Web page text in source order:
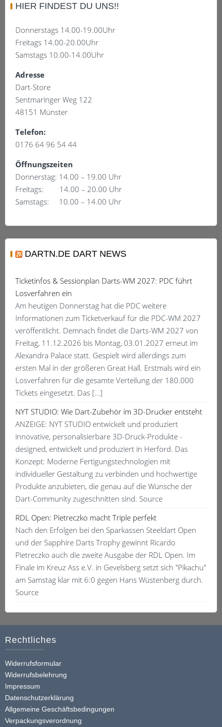
HIER FINDEST DU UNS!!
Donnerstags 14.00-19.00Uhr
Freitags 14.00-20.00Uhr
Samstags 10.00-14.00Uhr
Adresse
Dart-Store
Sentmaringer Weg 122
48151 Münster
Telefon:
0176 64 96 54 44
Öffnungszeiten
Donnerstag: 14.00 – 19.00 Uhr
Freitags: 14.00 – 20.00 Uhr
Samstags: 10.00 – 14.00 Uhr
DARTN.DE DART NEWS
Ticketinfos & Sessionplan Darts-WM 2027: PDC führt
Losverfahren ein
Am heutigen Donnerstag hat die PDC weitere
Informationen zum Ticketverkauf für die PDC-WM 2027
veröffentlicht. Demnach findet die Darts-WM 2027 von
Freitag, 11.12.2026 bis Montag, 03.01.2027 erneut im
Alexandra Palace statt. Gespielt wird allerdings zum
ersten Mal in der größeren Great Hall. Erstmals wird ein
Losverfahren für die gesamte Verteilung der 180.000
Tickets eingesetzt. Das […]
NYT STUDIO: Wie Dart-Zubehör im 3D-Drucker entsteht
ANZEIGE: NYT STUDIO entwickelt und produziert
innovative, personalisierbare 3D-Druck-Produkte -
designed, entwickelt und produziert in Herford. Das
Konzept: Moderne Fertigungstechnologien mit
individueller Gestaltung zu verbinden und hochwertige
Produkte anzubieten, die genau auf die Wünsche der
Dart-Community zugeschnitten sind. Source
RDL Open: Pietreczko macht Triple perfekt
Nach den Erfolgen bei den Sparkassen Steeldart Open
und der Sapphire Darts Trophy gewinnt Ricardo
Pietreczko auch die zweite Ausgabe der RDL Open. Im
Finale im Kreuz Ass e.V. in Gevelsberg setzt sich "Pikachu"
am Samstag klar mit 6:0 gegen Hans Wüstenberg durch.
Source
Rechtliches
Widerrufsformular
Widerrufsbelehrung
Impressum
Datenschutzerklärung
Allgemeine Geschäftsbedingungen
Verpackungsverordnung